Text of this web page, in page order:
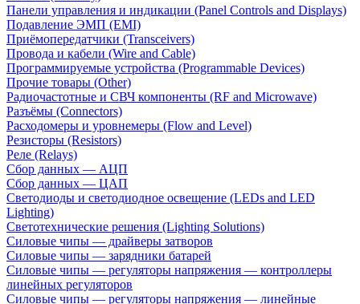
Панели управления и индикации (Panel Controls and Displays)
Подавление ЭМП (EMI)
Приёмопередатчики (Transceivers)
Провода и кабели (Wire and Cable)
Программируемые устройства (Programmable Devices)
Прочие товары (Other)
Радиочастотные и СВЧ компоненты (RF and Microwave)
Разъёмы (Connectors)
Расходомеры и уровнемеры (Flow and Level)
Резисторы (Resistors)
Реле (Relays)
Сбор данных — АЦП
Сбор данных — ЦАП
Светодиоды и светодиодное освещение (LEDs and LED
Lighting)
Светотехнические решения (Lighting Solutions)
Силовые чипы — драйверы затворов
Силовые чипы — зарядники батарей
Силовые чипы — регуляторы напряжения — контроллеры
линейных регуляторов
Силовые чипы — регуляторы напряжения — линейные